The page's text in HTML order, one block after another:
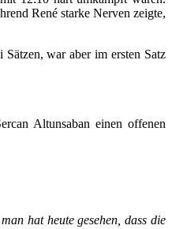
René starke Nerven zeigte,
war aber im ersten Satz
Altunsaban einen offenen
hat heute gesehen, dass die